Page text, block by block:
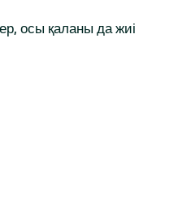
осы қаланы да жиі